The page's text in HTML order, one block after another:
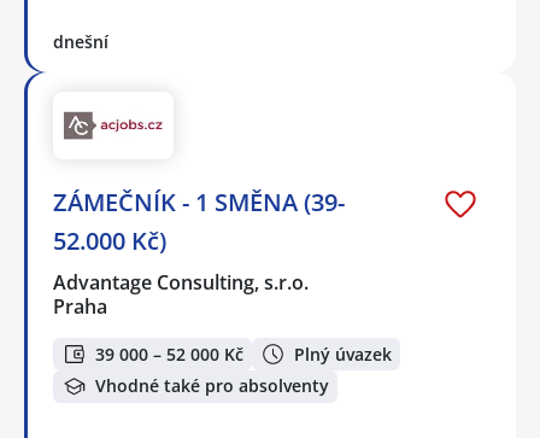
dnešní
ZÁMEČNÍK - 1 SMĚNA (39-
52.000 Kč)
Advantage Consulting, s.r.o.
Praha
39 000 – 52 000 Kč
Plný úvazek
Vhodné také pro absolventy